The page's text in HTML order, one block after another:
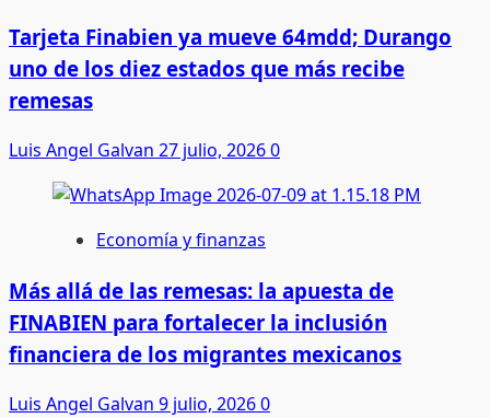
Tarjeta Finabien ya mueve 64mdd; Durango
uno de los diez estados que más recibe
remesas
Luis Angel Galvan 27 julio, 20260
Economía y finanzas
Más allá de las remesas: la apuesta de
FINABIEN para fortalecer la inclusión
financiera de los migrantes mexicanos
Luis Angel Galvan 9 julio, 20260